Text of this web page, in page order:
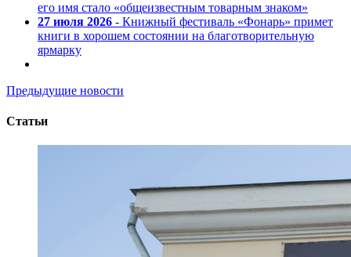
его имя стало «общеизвестным товарным знаком»
27 июля 2026 - Книжный фестиваль «Фонарь» примет
книги в хорошем состоянии на благотворительную
ярмарку
Предыдущие новости
Статьи